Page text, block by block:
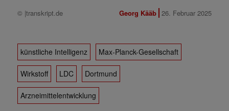
© |transkript.de Georg Kääb 26. Februar 2025
künstliche Intelligenz Max-Planck-Gesellschaft
Wirkstoff LDC Dortmund
Arzneimittelentwicklung